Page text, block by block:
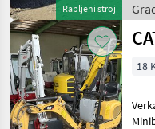
Rabljeni stroj
CAT
18